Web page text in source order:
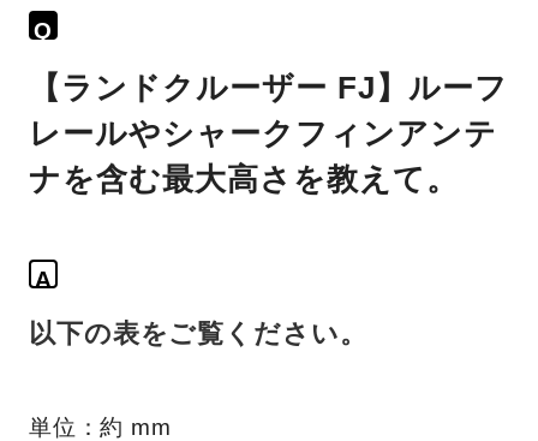
Q
【ランドクルーザー FJ】ルーフ
レールやシャークフィンアンテ
ナを含む最大高さを教えて。
A
以下の表をご覧ください。
単位：約 mm